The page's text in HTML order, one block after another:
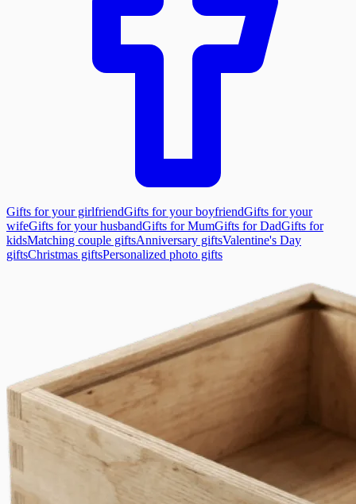
Gifts for your girlfriendGifts for your boyfriendGifts for your
wifeGifts for your husbandGifts for MumGifts for DadGifts for
kidsMatching couple giftsAnniversary giftsValentine's Day
giftsChristmas giftsPersonalized photo gifts